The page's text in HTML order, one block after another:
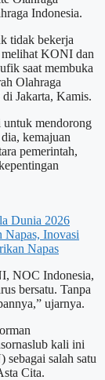
Indonesia.
tidak bekerja
KONI dan
saat membuka
Olahraga
Jakarta, Kamis.
mendorong
kemajuan
pemerintah,
Dunia 2026
Napas, Inovasi
Napas
NOC Indonesia,
bersatu. Tanpa
ujarnya.
kali ini
sebagai salah satu
Cita.